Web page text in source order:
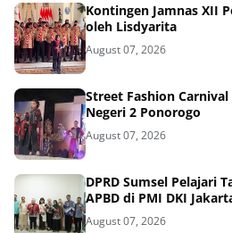
Kontingen Jamnas XII
oleh Lisdyarita
August 07, 2026
Street Fashion
Negeri 2 Ponorogo
August 07, 2026
DPRD Sumsel Pelajari
APBD di PMI DKI
August 07, 2026